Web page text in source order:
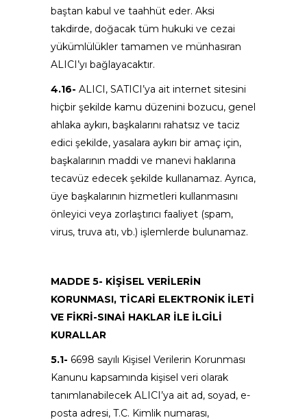
baştan kabul ve taahhüt eder. Aksi
takdirde, doğacak tüm hukuki ve cezai
yükümlülükler tamamen ve münhasıran
ALICI’yı bağlayacaktır.
4.16- ALICI, SATICI’ya ait internet sitesini
hiçbir şekilde kamu düzenini bozucu, genel
ahlaka aykırı, başkalarını rahatsız ve taciz
edici şekilde, yasalara aykırı bir amaç için,
başkalarının maddi ve manevi haklarına
tecavüz edecek şekilde kullanamaz. Ayrıca,
üye başkalarının hizmetleri kullanmasını
önleyici veya zorlaştırıcı faaliyet (spam,
virus, truva atı, vb.) işlemlerde bulunamaz.
MADDE 5- KİŞİSEL VERİLERİN
KORUNMASI, TİCARİ ELEKTRONİK İLETİ
VE FİKRİ-SINAİ HAKLAR İLE İLGİLİ
KURALLAR
5.1- 6698 sayılı Kişisel Verilerin Korunması
Kanunu kapsamında kişisel veri olarak
tanımlanabilecek ALICI’ya ait ad, soyad, e-
posta adresi, T.C. Kimlik numarası,